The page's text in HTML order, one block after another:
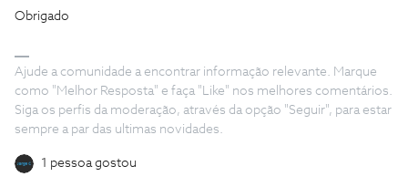
Obrigado
Ajude a comunidade a encontrar informação relevante. Marque
como "Melhor Resposta" e faça "Like" nos melhores comentários.
Siga os perfis da moderação, através da opção "Seguir", para estar
sempre a par das ultimas novidades.
1 pessoa gostou